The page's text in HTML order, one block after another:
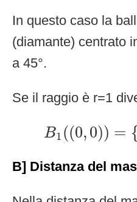
In questo caso la
(diamante) centrato
a 45°.
Se il raggio è r=1
B1 ((0,0)) =
B 1(( 0 )
B] Distanza del